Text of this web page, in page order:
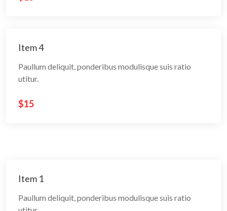
Item 4
Paullum deliquit, ponderibus modulisque suis ratio
utitur.
$15
Item 1
Paullum deliquit, ponderibus modulisque suis ratio